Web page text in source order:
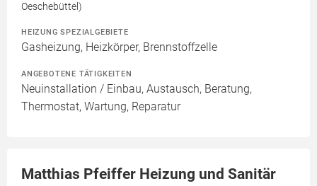
Oeschebüttel)
HEIZUNG SPEZIALGEBIETE
Gasheizung, Heizkörper, Brennstoffzelle
ANGEBOTENE TÄTIGKEITEN
Neuinstallation / Einbau, Austausch, Beratung,
Thermostat, Wartung, Reparatur
Matthias Pfeiffer Heizung und Sanitär